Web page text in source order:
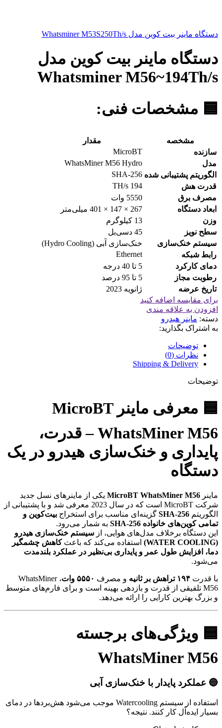
دستگاه ماینر بیت کوین مدل Whatsminer M53S250Th/s
دستگاه ماینر بیت کوین مدل
Whatsminer M56~194Th/s
🟦 مشخصات فنی:
مشخصه
مقدار
سازنده
MicroBT
مدل
WhatsMiner M56 Hydro
الگوریتم پشتیبانی شده SHA-256
قدرت هش
194 TH/s
مصرف برق
5550 وات
ابعاد دستگاه
267 × 147 × 401 میلی‌متر
وزن
13 کیلوگرم
سطح نویز
45 دسی‌بل
سیستم خنک‌سازی
خنک‌سازی آبی (Hydro Cooling)
رابط شبکه
Ethernet
دمای کارکرد
5 تا 40 درجه
رطوبت مجاز
5 تا 95 درصد
تاریخ عرضه
ژانویه 2023
برای مقایسه اضافه کنید
افزودن به علاقه مندی
دسته: ماینر هیدرو
به اشتراک بگذارید:
توضیحات
نظرات (0)
Shipping & Delivery
توضیحات
🟦 معرفی ماینر MicroBT
WhatsMiner M56 – قدرت،
پایداری و خنک‌سازی هیدرو در یک
دستگاه
ماینر MicroBT WhatsMiner M56 یکی از ماینرهای نسل جدید
شرکت MicroBT است که در سال 2023 معرفی شد و با پشتیبانی از
الگوریتم SHA-256 گزینه‌ای مناسب برای استخراج بیت‌کوین و
تمامی کوین‌های خانواده SHA-256
به شمار می‌رود.
این دستگاه برخلاف مدل‌های هوایی، از سیستم خنک‌سازی هیدرو
(WATER COOLING)
استفاده می‌کند که باعثکاهش چشمگیر
دما، افزایش طول عمر و پایداری بی‌نظیر در عملکرد بلندمدت
می‌شود.
با قدرت ۱۹۴ تراهش بر ثانیه و مصرف ۵۵۵۰ وات
، WhatsMiner
M56 تلفیقی از قدرت و بازدهی بهینه است و برای فارم‌های متوسط
و بزرگ بهترین کارایی را ارائه می‌دهد.
🟦 ویژگی‌های برجسته
WhatsMiner M56
🔵 عملکرد پایدار با خنک‌سازی آبی
استفاده از سیستم Watercooling موجب می‌شود هش‌بردها در دمای
بسیار ایده‌آل کار کنند. نتیجه؟